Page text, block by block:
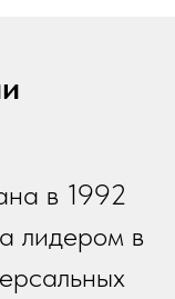
в 1992
лидером в